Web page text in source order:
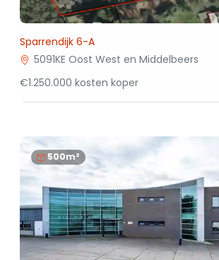
Sparrendijk 6-A
5091KE Oost West en Middelbeers
€1.250.000 kosten koper
500m²